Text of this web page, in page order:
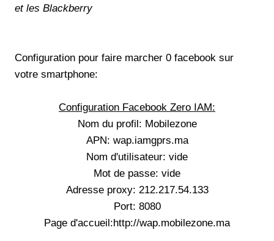
et les Blackberry
Configuration pour faire marcher 0 facebook sur
votre smartphone:
Configuration Facebook Zero IAM:
Nom du profil: Mobilezone
APN: wap.iamgprs.ma
Nom d'utilisateur: vide
Mot de passe: vide
Adresse proxy: 212.217.54.133
Port: 8080
Page d'accueil:http://wap.mobilezone.ma